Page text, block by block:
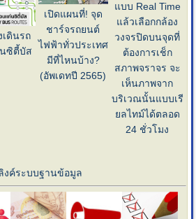
เดินรถ
ซิตี้บัส
เปิดแผนที่! จุด
ชาร์จรถยนต์
ไฟฟ้าทั่วประเทศ
มีที่ไหนบ้าง?
(อัพเดทปี 2565)
แบบ Real Time
แล้วเลือกกล้อง
วงจรปิดบนจุดที่
ต้องการเช็ก
สภาพจราจร จะ
เห็นภาพจาก
บริเวณนั้นแบบเรี
ยลไทม์ได้ตลอด
24 ชั่วโมง
งค์ระบบฐานข้อมูล